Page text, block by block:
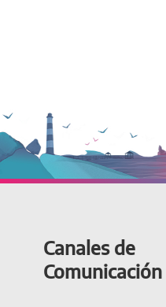
Canales de
Comunicación